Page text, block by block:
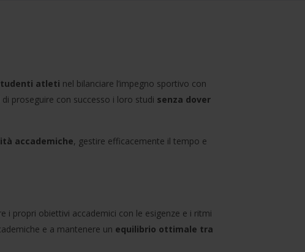
atleti nel bilanciare l’impegno sportivo con
proseguire con successo i loro studi senza dover
accademiche, gestire efficacemente il tempo e
i propri obiettivi accademici con le esigenze e i ritmi
e a mantenere un equilibrio ottimale tra